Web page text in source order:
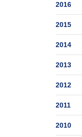
2016
2015
2014
2013
2012
2011
2010